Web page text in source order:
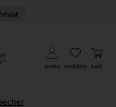
Konto Merkliste Korb